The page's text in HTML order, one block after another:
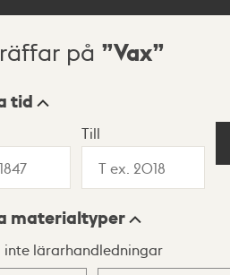
på Vax
Karta
tid
Till
materialtyper
inte lärarhandledningar